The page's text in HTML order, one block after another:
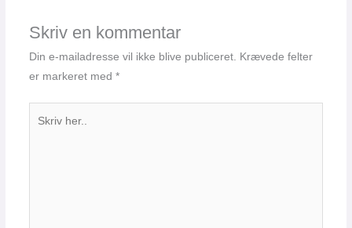
Skriv en kommentar
Din e-mailadresse vil ikke blive publiceret.
Krævede felter
er markeret med *